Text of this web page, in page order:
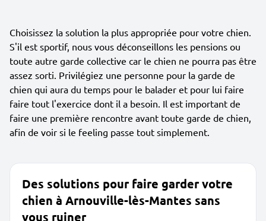
Choisissez la solution la plus appropriée pour votre chien.
S'il est sportif, nous vous déconseillons les pensions ou
toute autre garde collective car le chien ne pourra pas être
assez sorti. Privilégiez une personne pour la garde de
chien qui aura du temps pour le balader et pour lui faire
faire tout l'exercice dont il a besoin. Il est important de
faire une première rencontre avant toute garde de chien,
afin de voir si le feeling passe tout simplement.
Des solutions pour faire garder votre
chien à Arnouville-lès-Mantes sans
vous ruiner